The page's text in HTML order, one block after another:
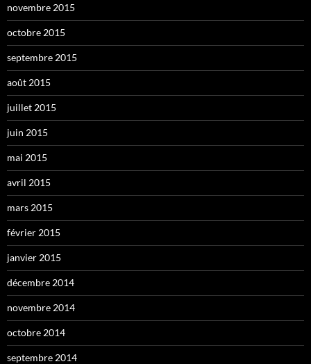
novembre 2015
octobre 2015
septembre 2015
août 2015
juillet 2015
juin 2015
mai 2015
avril 2015
mars 2015
février 2015
janvier 2015
décembre 2014
novembre 2014
octobre 2014
septembre 2014